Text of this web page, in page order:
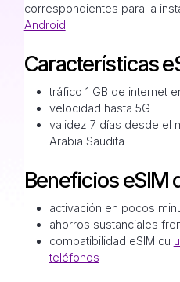
correspondientes para la
Android.
Características
tráfico 1 GB de internet
velocidad hasta 5G
validez 7 días desde el
Arabia Saudita
Beneficios eSIM
activación en pocos
ahorros sustanciales
compatibilidad eSIM cu
teléfonos